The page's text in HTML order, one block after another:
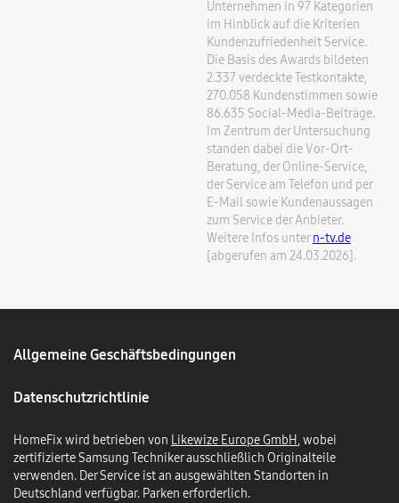
Unternehmen in 97 Kategorien
im Hinblick auf die Kriterien
Kundenzufriedenheit Service.
Die Basis des Awards bildeten
2.337 verdeckte Testkontakte,
270.058 Kundenstimmen sowie
86.635 Social-Media-Beiträge.
Im Zentrum der Untersuchung
standen dabei die Vor-Ort-
Beratung, der Online-Service,
der Service am Telefon und per
E-Mail sowie Kundenaussagen
zum Service der Anbieter.
Weitere Infos untern-tv.de
[abgerufen am 24.03.2026].
Allgemeine Geschäftsbedingungen
Datenschutzrichtlinie
HomeFix wird betrieben von Likewize Europe GmbH, wobei
zertifizierte Samsung Techniker ausschließlich Originalteile
verwenden. Der Service ist an ausgewählten Standorten in
Deutschland verfügbar. Parken erforderlich.